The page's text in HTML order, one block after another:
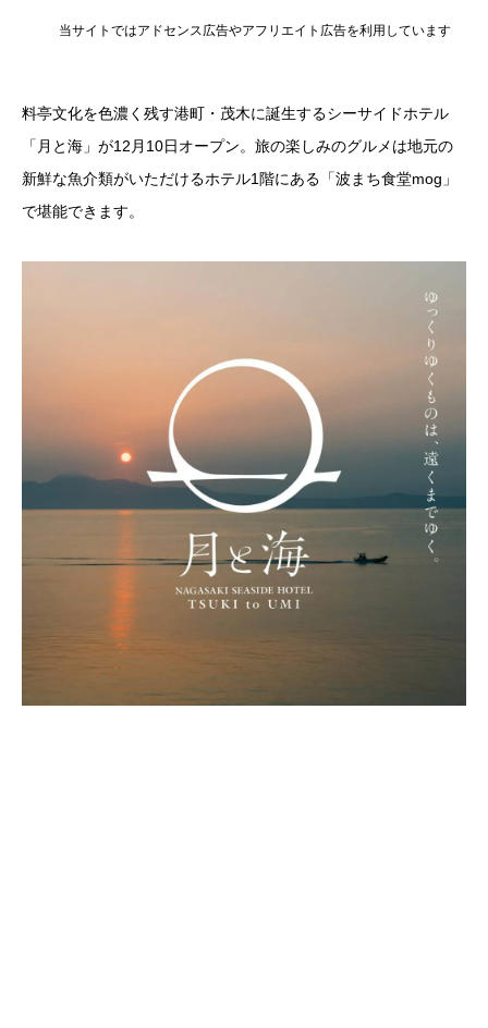
当サイトではアドセンス広告やアフリエイト広告を利用しています
料亭文化を色濃く残す港町・茂木に誕生するシーサイドホテル
「月と海」が12月10日オープン。旅の楽しみのグルメは地元の
新鮮な魚介類がいただけるホテル1階にある「波まち食堂mog」
で堪能できます。